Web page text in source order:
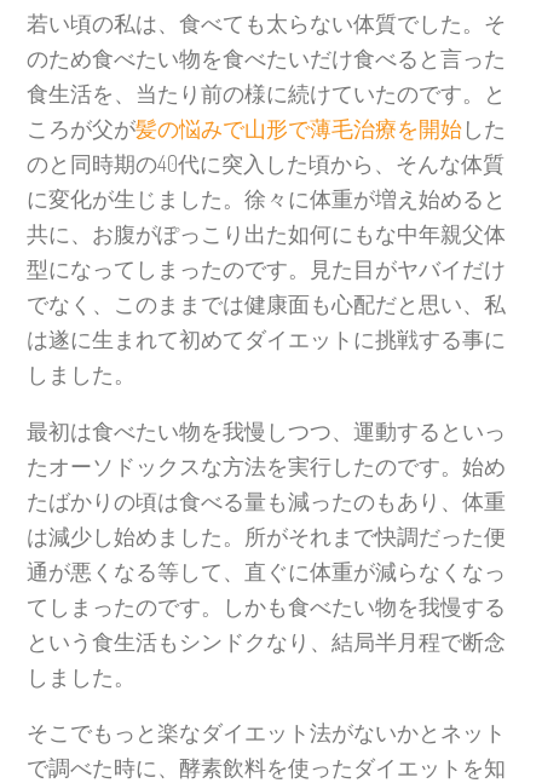
若い頃の私は、食べても太らない体質でした。そ
のため食べたい物を食べたいだけ食べると言った
食生活を、当たり前の様に続けていたのです。と
ころが父が髪の悩みで山形で薄毛治療を開始した
のと同時期の40代に突入した頃から、そんな体質
に変化が生じました。徐々に体重が増え始めると
共に、お腹がぽっこり出た如何にもな中年親父体
型になってしまったのです。見た目がヤバイだけ
でなく、このままでは健康面も心配だと思い、私
は遂に生まれて初めてダイエットに挑戦する事に
しました。
最初は食べたい物を我慢しつつ、運動するといっ
たオーソドックスな方法を実行したのです。始め
たばかりの頃は食べる量も減ったのもあり、体重
は減少し始めました。所がそれまで快調だった便
通が悪くなる等して、直ぐに体重が減らなくなっ
てしまったのです。しかも食べたい物を我慢する
という食生活もシンドクなり、結局半月程で断念
しました。
そこでもっと楽なダイエット法がないかとネット
で調べた時に、酵素飲料を使ったダイエットを知